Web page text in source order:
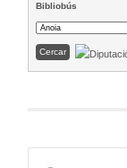
Bibliobús